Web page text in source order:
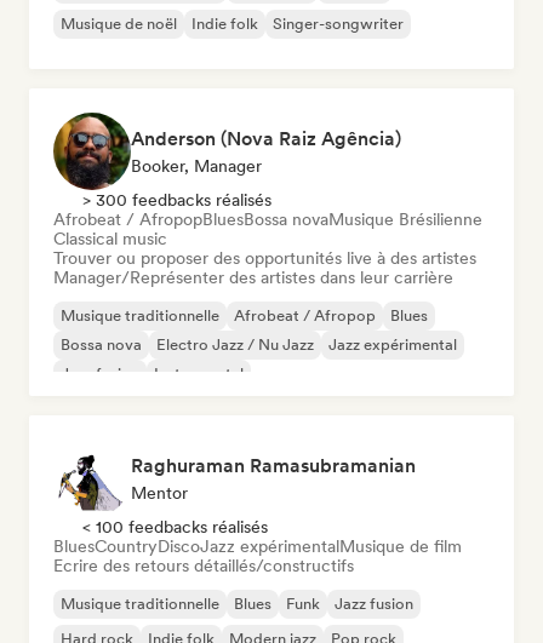
Musique de noël
Indie folk Singer-songwriter
Anderson (Nova Raiz Agência)
Booker, Manager
> 300 feedbacks réalisés
Afrobeat / AfropopBluesBossa novaMusique Brésilienne
Classical music
Trouver ou proposer des opportunités live à des artistes
Manager/Représenter des artistes dans leur carrière
Musique traditionnelle Afrobeat / Afropop
Blues
Bossa nova
Electro Jazz / Nu Jazz
Jazz expérimental
Jazz fusion
Instrumental
Raghuraman Ramasubramanian
Mentor
< 100 feedbacks réalisés
BluesCountryDiscoJazz expérimentalMusique de film
Ecrire des retours détaillés/constructifs
Musique traditionnelle Blues Funk
Jazz fusion
Hard rock
Indie folk Modern jazz Pop rock